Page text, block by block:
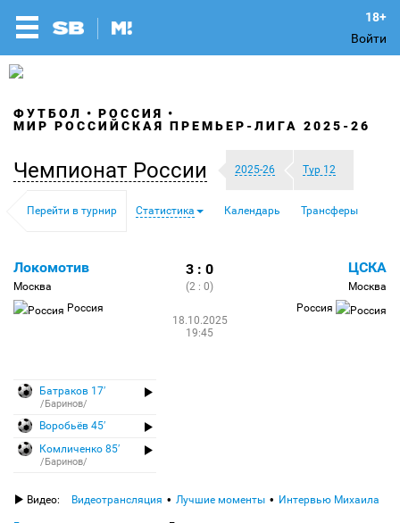
Войти
ФУТБОЛ
РОССИЯ
МИР РОССИЙСКАЯ ПРЕМЬЕР-ЛИГА 2025-26
Чемпионат России 2025-26 Тур 12
Перейти в турнир Статистика Календарь Трансферы
Локомотив
Москва
Россия
3 : 0
(2 : 0)
18.10.2025
19:45
ЦСКА
Москва
Россия
Батраков 17′
/Баринов/
Воробьёв 45′
Комличенко 85′
/Баринов/
Видео: Видеотрансляция Лучшие моменты Интервью Михаила